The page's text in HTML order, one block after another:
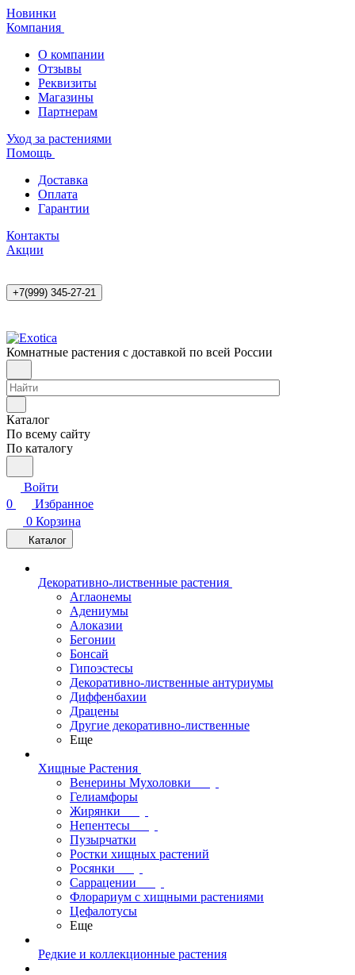
Новинки
Компания
О компании
Отзывы
Реквизиты
Магазины
Партнерам
Уход за растениями
Помощь
Доставка
Оплата
Гарантии
Контакты
Акции
+7(999) 345-27-21
Комнатные растения с доставкой по всей России
Каталог
По всему сайту
По каталогу
Войти
0
Избранное
0 Корзина
Каталог
Декоративно-лиственные растения
Аглаонемы
Адениумы
Алоказии
Бегонии
Бонсай
Гипоэстесы
Декоративно-лиственные антуриумы
Диффенбахии
Драцены
Другие декоративно-лиственные
Еще
Хищные Растения
Венерины Мухоловки
Гелиамфоры
Жирянки
Непентесы
Пузырчатки
Ростки хищных растений
Росянки
Саррацении
Флорариум с хищными растениями
Цефалотусы
Еще
Редкие и коллекционные растения